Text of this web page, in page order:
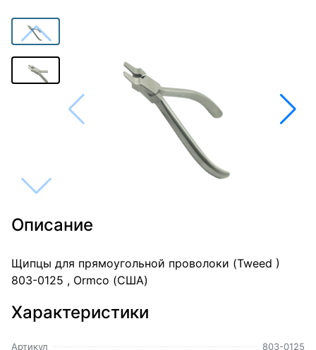
Описание
Щипцы для прямоугольной проволоки (Tweed )
803-0125 , Ormco (США)
Характеристики
Артикул
803-0125